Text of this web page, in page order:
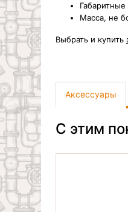
Масса, не
Выбрать и купить
Аксессуары
С этим